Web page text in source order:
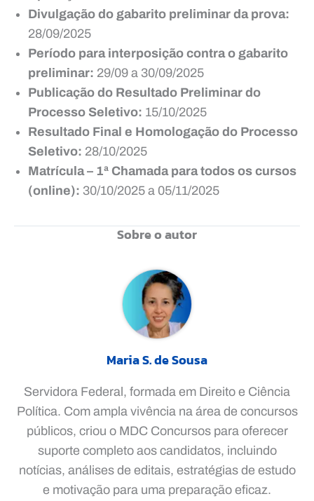
Divulgação do gabarito preliminar da prova:
28/09/2025
Período para interposição contra o gabarito
preliminar: 29/09 a 30/09/2025
Publicação do Resultado Preliminar do
Processo Seletivo: 15/10/2025
Resultado Final e Homologação do Processo
Seletivo: 28/10/2025
Matrícula – 1ª Chamada para todos os cursos
(online): 30/10/2025 a 05/11/2025
Sobre o autor
Maria S. de Sousa
Servidora Federal, formada em Direito e Ciência
Política. Com ampla vivência na área de concursos
públicos, criou o MDC Concursos para oferecer
suporte completo aos candidatos, incluindo
notícias, análises de editais, estratégias de estudo
e motivação para uma preparação eficaz.